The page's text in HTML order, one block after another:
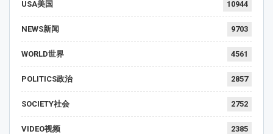
USA美国 10944
NEWS新闻 9703
WORLD世界 4561
POLITICS政治 2857
SOCIETY社会 2752
VIDEO视频 2385